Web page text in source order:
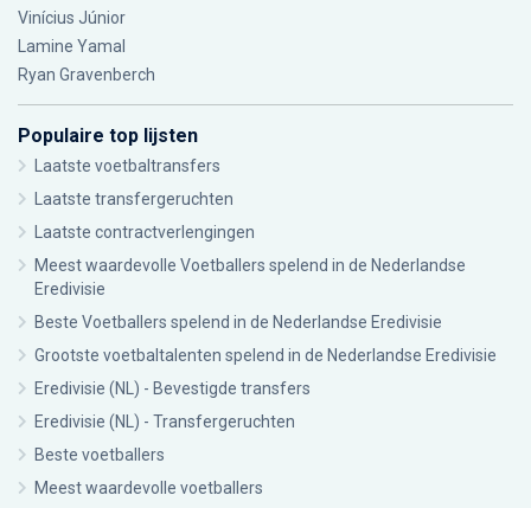
Vinícius Júnior
Lamine Yamal
Ryan Gravenberch
Populaire top lijsten
Laatste voetbaltransfers
Laatste transfergeruchten
Laatste contractverlengingen
Meest waardevolle Voetballers spelend in de Nederlandse
Eredivisie
Beste Voetballers spelend in de Nederlandse Eredivisie
Grootste voetbaltalenten spelend in de Nederlandse Eredivisie
Eredivisie (NL) - Bevestigde transfers
Eredivisie (NL) - Transfergeruchten
Beste voetballers
Meest waardevolle voetballers